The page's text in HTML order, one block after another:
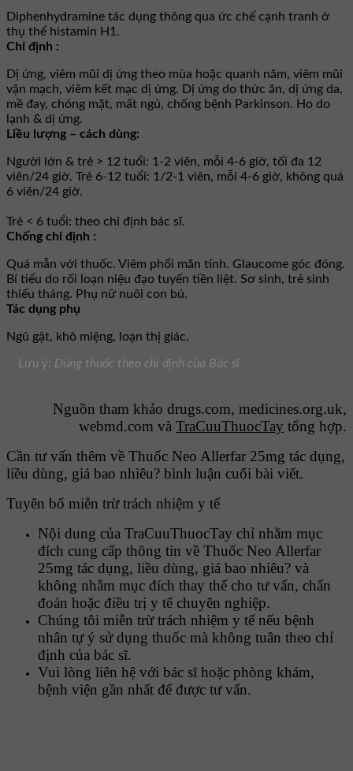
Diphenhydramine tác dụng thông qua ức chế cạnh tranh ở
thụ thể histamin H1.
Chỉ định :
Dị ứng, viêm mũi dị ứng theo mùa hoặc quanh năm, viêm mũi
vận mạch, viêm kết mạc dị ứng. Dị ứng do thức ăn, dị ứng da,
mề đay, chóng mặt, mất ngủ, chống bệnh Parkinson. Ho do
lạnh & dị ứng.
Liều lượng – cách dùng:
Người lớn & trẻ > 12 tuổi: 1-2 viên, mỗi 4-6 giờ, tối đa 12
viên/24 giờ. Trẻ 6-12 tuổi: 1/2-1 viên, mỗi 4-6 giờ, không quá
6 viên/24 giờ.
Trẻ < 6 tuổi: theo chỉ định bác sĩ.
Chống chỉ định :
Quá mẫn với thuốc. Viêm phổi mãn tính. Glaucome góc đóng.
Bí tiểu do rối loạn niệu đạo tuyến tiền liệt. Sơ sinh, trẻ sinh
thiếu tháng. Phụ nữ nuôi con bú.
Tác dụng phụ
Ngủ gật, khô miệng, loạn thị giác.
Lưu ý: Dùng thuốc theo chỉ định của Bác sĩ
Nguồn tham khảo drugs.com, medicines.org.uk,
webmd.com và TraCuuThuocTay tổng hợp.
Cần tư vấn thêm về Thuốc Neo Allerfar 25mg tác dụng,
liều dùng, giá bao nhiêu? bình luận cuối bài viết.
Tuyên bố miễn trừ trách nhiệm y tế
Nội dung của TraCuuThuocTay chỉ nhằm mục
đích cung cấp thông tin về Thuốc Neo Allerfar
25mg tác dụng, liều dùng, giá bao nhiêu? và
không nhằm mục đích thay thế cho tư vấn, chẩn
đoán hoặc điều trị y tế chuyên nghiệp.
Chúng tôi miễn trừ trách nhiệm y tế nếu bệnh
nhân tự ý sử dụng thuốc mà không tuân theo chỉ
định của bác sĩ.
Vui lòng liên hệ với bác sĩ hoặc phòng khám,
bệnh viện gần nhất để được tư vấn.